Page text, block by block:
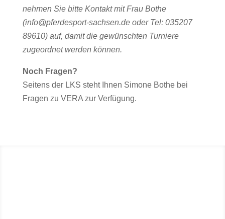
nehmen Sie bitte Kontakt mit Frau Bothe
(info@pferdesport-sachsen.de oder Tel: 035207
89610) auf, damit die gewünschten Turniere
zugeordnet werden können.
Noch Fragen?
Seitens der LKS steht Ihnen Simone Bothe bei
Fragen zu VERA zur Verfügung.